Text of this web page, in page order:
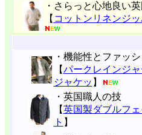
・さらっと心地良い
【 コットンリネンジ
・機能性とファッ
【パークレインジ
ジャケッ 】
・英国職人の技
【英国製ダブルフ
ト 】